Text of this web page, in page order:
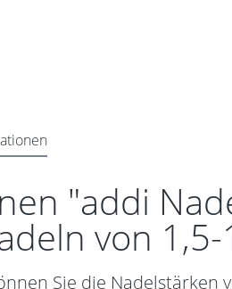
"addi
von
Sie die Nadelstärken